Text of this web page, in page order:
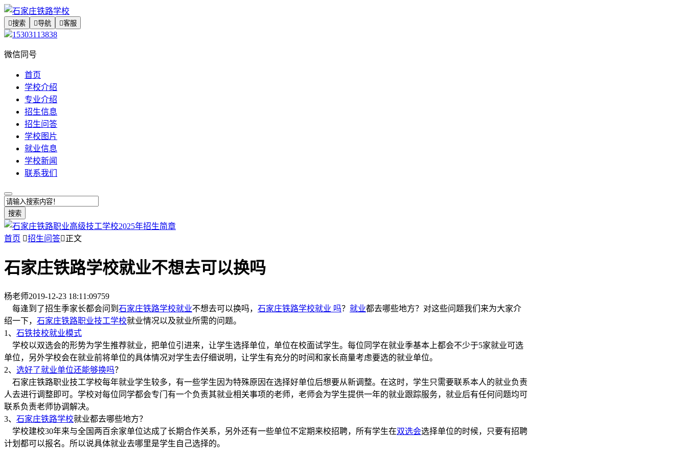
搜索 导航 客服
15303113838
微信同号
首页
学校介绍
专业介绍
招生信息
招生问答
学校图片
就业信息
学校新闻
联系我们
搜索
首页 招生问答正文
石家庄铁路学校就业不想去可以换吗
杨老师2019-12-23 18:11:09759
每逢到了招生季家长都会问到 石家庄铁路学校就业不想去可以换吗， 石家庄铁路学校就业 吗？ 就业都去哪些地方？对这些问题我们来为大家介
绍一下， 石家庄铁路职业技工学校就业情况以及就业所需的问题。
1、 石铁技校就业模式
学校以双选会的形势为学生推荐就业，把单位引进来，让学生选择单位，单位在校面试学生。每位同学在就业季基本上都会不少于5家就业可选
单位，另外学校会在就业前将单位的具体情况对学生去仔细说明，让学生有充分的时间和家长商量考虑要选的就业单位。
2、 选好了就业单位还能够换吗？
石家庄铁路职业技工学校每年就业学生较多，有一些学生因为特殊原因在选择好单位后想要从新调整。在这时，学生只需要联系本人的就业负责
人去进行调整即可。学校对每位同学都会专门有一个负责其就业相关事项的老师，老师会为学生提供一年的就业跟踪服务，就业后有任何问题均可
联系负责老师协调解决。
3、 石家庄铁路学校就业都去哪些地方？
学校建校30年来与全国两百余家单位达成了长期合作关系，另外还有一些单位不定期来校招聘，所有学生在双选会选择单位的时候，只要有招聘
计划都可以报名。所以说具体就业去哪里是学生自己选择的。